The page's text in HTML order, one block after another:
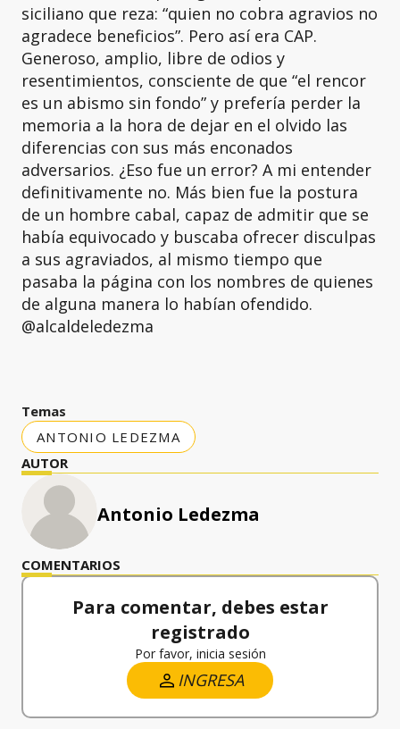
siciliano que reza: “quien no cobra agravios no
agradece beneficios”. Pero así era CAP.
Generoso, amplio, libre de odios y
resentimientos, consciente de que “el rencor
es un abismo sin fondo” y prefería perder la
memoria a la hora de dejar en el olvido las
diferencias con sus más enconados
adversarios. ¿Eso fue un error? A mi entender
definitivamente no. Más bien fue la postura
de un hombre cabal, capaz de admitir que se
había equivocado y buscaba ofrecer disculpas
a sus agraviados, al mismo tiempo que
pasaba la página con los nombres de quienes
de alguna manera lo habían ofendido.
@alcaldeledezma
Temas
ANTONIO LEDEZMA
AUTOR
Antonio Ledezma
COMENTARIOS
Para comentar, debes estar
registrado
Por favor, inicia sesión
INGRESA